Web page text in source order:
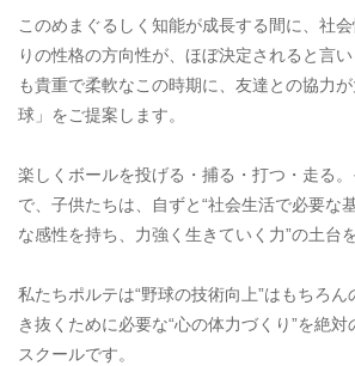
このめまぐるしく知能が成長する間に、社
りの性格の方向性が、ほぼ決定されると言
も貴重で柔軟なこの時期に、友達との協力
球」をご提案します。
楽しくボールを投げる・捕る・打つ・走る
で、子供たちは、自ずと“社会生活で必要な
な感性を持ち、力強く生きていく力”の土台
私たちポルテは“野球の技術向上”はもちろ
き抜くために必要な“心の体力づくり”を絶
スクールです。